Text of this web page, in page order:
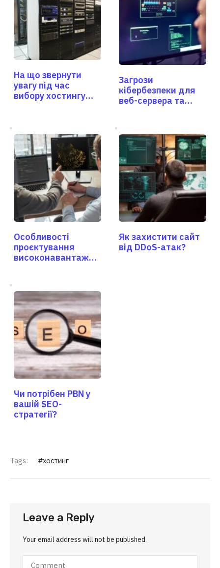
На що звернути
увагу під час
вибору хостингу
Загрози
кібербезпеки для
веб-сервера та
Особливості
проєктування
високонавантажен
Як захистити сайт
від DDoS-атак?
Чи потрібен PBN у
вашій SEO-
стратегії?
Tags: хостинг
Leave a Reply
Your email address will not be published.